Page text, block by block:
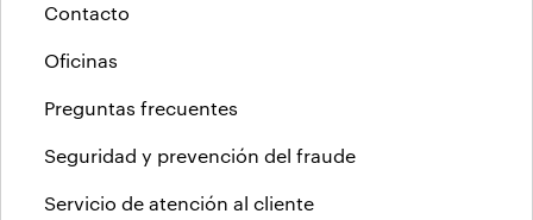
Contacto
Oficinas
Preguntas frecuentes
Seguridad y prevención del fraude
Servicio de atención al cliente